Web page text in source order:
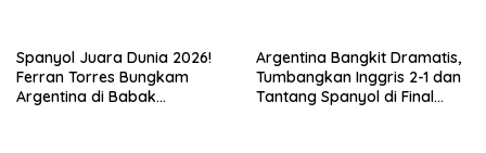
Spanyol Juara Dunia 2026!
Ferran Torres Bungkam
Argentina di Babak
Argentina Bangkit Dramatis,
Tumbangkan Inggris 2-1 dan
Tantang Spanyol di Final